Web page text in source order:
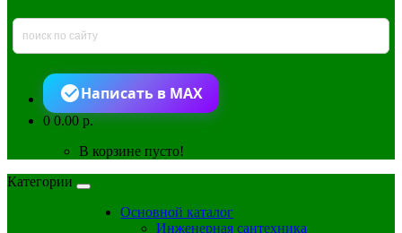
Написать в MAX
00.00 р.
В корзине пусто!
Категории
Основной каталог
Инженерная сантехника